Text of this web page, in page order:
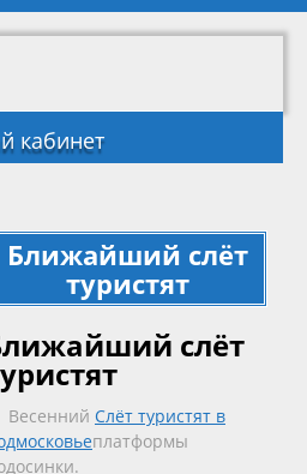
кабинет
Ближайший слёт
туристят
слёт
Весенний Слёт туристят в
платформы